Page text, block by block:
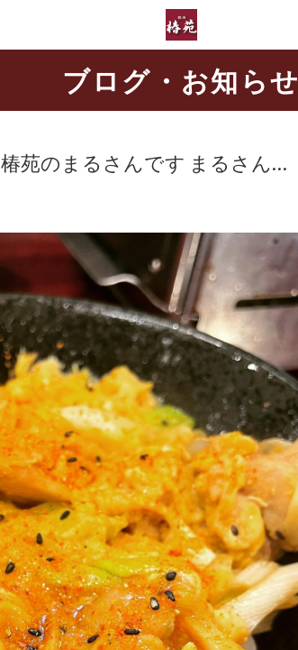
ブログ・お知らせ
椿苑のまるさんです まるさん…